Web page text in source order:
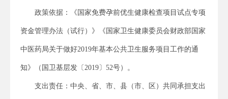
政策依据：《国家免费孕前优生健康检查项目试点专项
资金管理办法（试行）》《国家卫生健康委员会财政部国家
中医药局关于做好2019年基本公共卫生服务项目工作的通
知》（国卫基层发〔2019〕52号）。
支出责任：中央、省、市、县（市、区）共同承担支出